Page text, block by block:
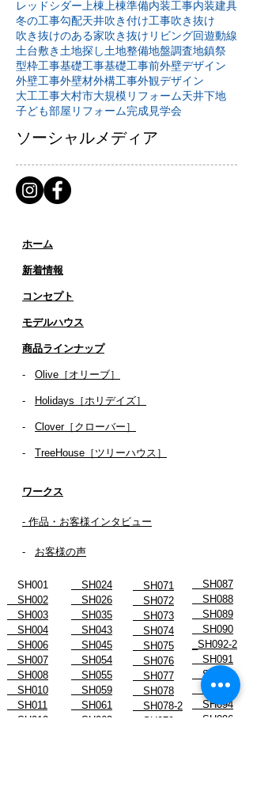
レッドシダー 上棟 上棟準備内装工事内装建具
冬の工事勾配天井吹き付け工事吹き抜け
吹き抜けのある家吹き抜けリビング回遊動線
土台敷き 土地探し土地整備地盤調査地鎮祭
型枠工事基礎工事基礎工事前外壁デザイン
外壁工事外壁材外構工事外観デザイン
大工工事大村市大規模リフォーム天井下地
子ども部屋リフォーム完成見学会
ソーシャルメディア
ホーム
新着情報
コンセプト
​​モデルハウス
商品ラインナップ
- Olive［オリーブ］
- Holidays［ホリデイズ］
- ​ Clover［クローバー］
- TreeHouse［ツリーハウス］
ワークス
- 作品・お客様インタビュー
- お客様の声
SH001
SH002
SH003
SH004
SH006
SH007
SH008
SH010
SH011
SH012
SH024
SH026
SH035
SH043
SH045
SH054
SH055
SH059
SH061
SH062
SH071
SH072
SH073
SH074
SH075
SH076
SH077
SH078
SH078-2
SH079
SH087
SH088
SH089
SH090
_SH092-2
SH091
SH092
SH093
SH094
SH096